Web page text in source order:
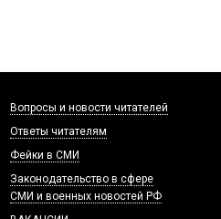
Вопросы и новости читателей
Ответы читателям
Фейки в СМИ
Законодательство в сфере
СМИ и военных новостей РФ